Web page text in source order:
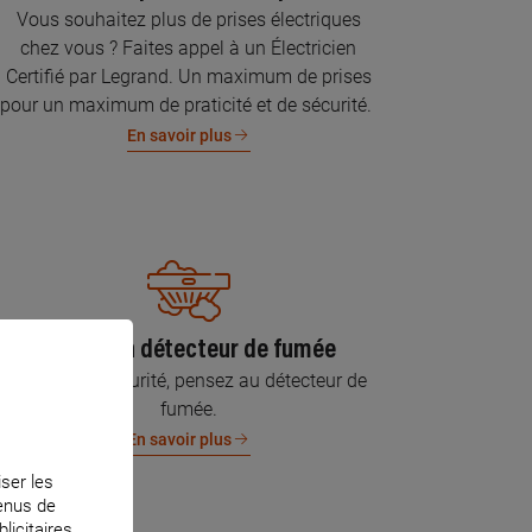
Vous souhaitez plus de prises électriques
chez vous ? Faites appel à un Électricien
Certifié par Legrand. Un maximum de prises
pour un maximum de praticité et de sécurité.
En savoir plus
Pose d’un détecteur de fumée
Pour votre sécurité, pensez au détecteur de
fumée.
En savoir plus
les
de